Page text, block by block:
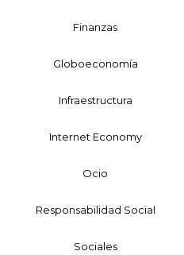
Finanzas
Globoeconomía
Infraestructura
Internet Economy
Ocio
Responsabilidad Social
Sociales